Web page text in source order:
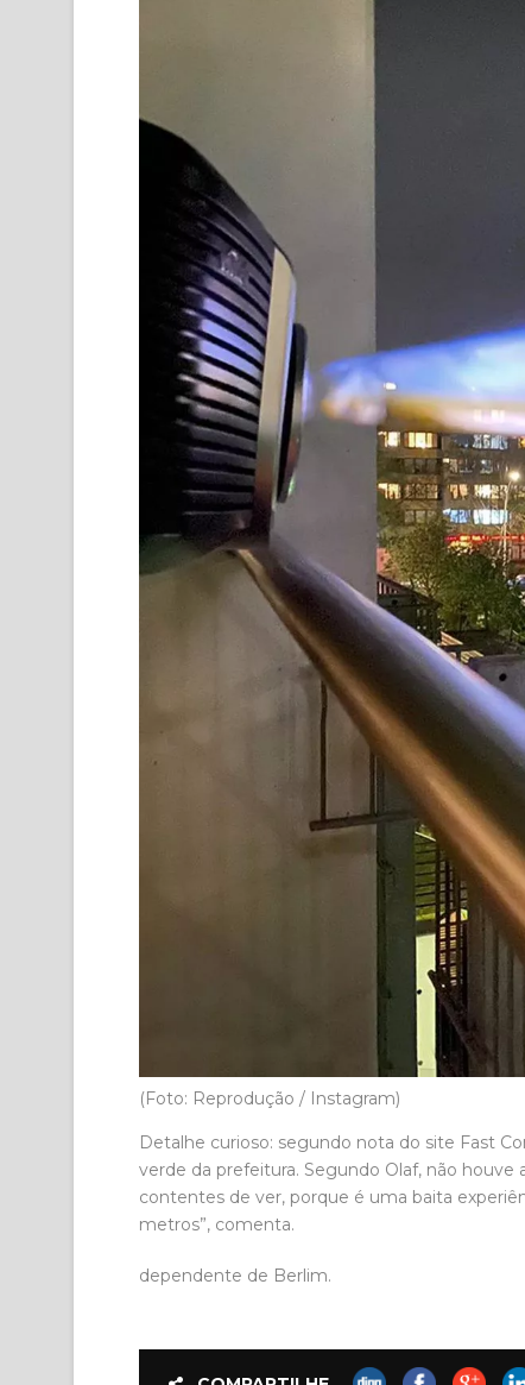
(Foto: Reprodução / Instagram)
Detalhe curioso: segundo nota do site Fast
verde da prefeitura. Segundo Olaf, não
contentes de ver, porque é uma baita
metros”, comenta.
dependente de Berlim.